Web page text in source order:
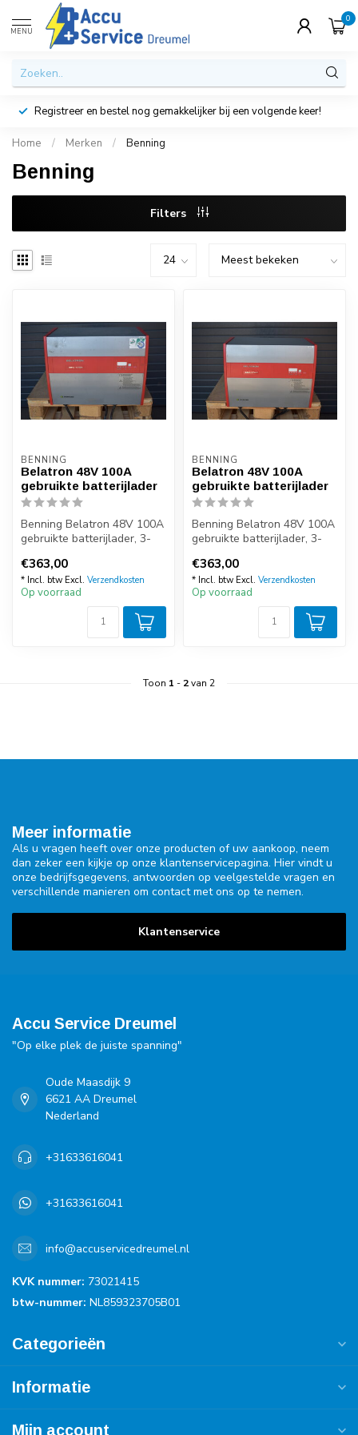
MENU
0
Registreer en bestel nog gemakkelijker bij een volgende keer!
Home / Merken / Benning
Benning
Filters
BENNING
Belatron 48V 100A
gebruikte batterijlader
Benning Belatron 48V 100A
gebruikte batterijlader, 3-
bla...
€363,00
* Incl. btw Excl. Verzendkosten
Op voorraad
BENNING
Belatron 48V 100A
gebruikte batterijlader
Benning Belatron 48V 100A
gebruikte batterijlader, 3-
bla...
€363,00
* Incl. btw Excl. Verzendkosten
Op voorraad
Toon 1 - 2van 2
Meer informatie
Als u vragen heeft over onze producten of uw aankoop, neem
dan zeker een kijkje op onze klantenservicepagina. Hier vindt u
onze bedrijfsgegevens, antwoorden op veelgestelde vragen en
verschillende manieren om contact met ons op te nemen.
Klantenservice
Accu Service Dreumel
"Op elke plek de juiste spanning"
Oude Maasdijk 9
6621 AA Dreumel
Nederland
+31633616041
+31633616041
info@accuservicedreumel.nl
KVK nummer: 73021415
btw-nummer: NL859323705B01
Categorieën
Informatie
Mijn account